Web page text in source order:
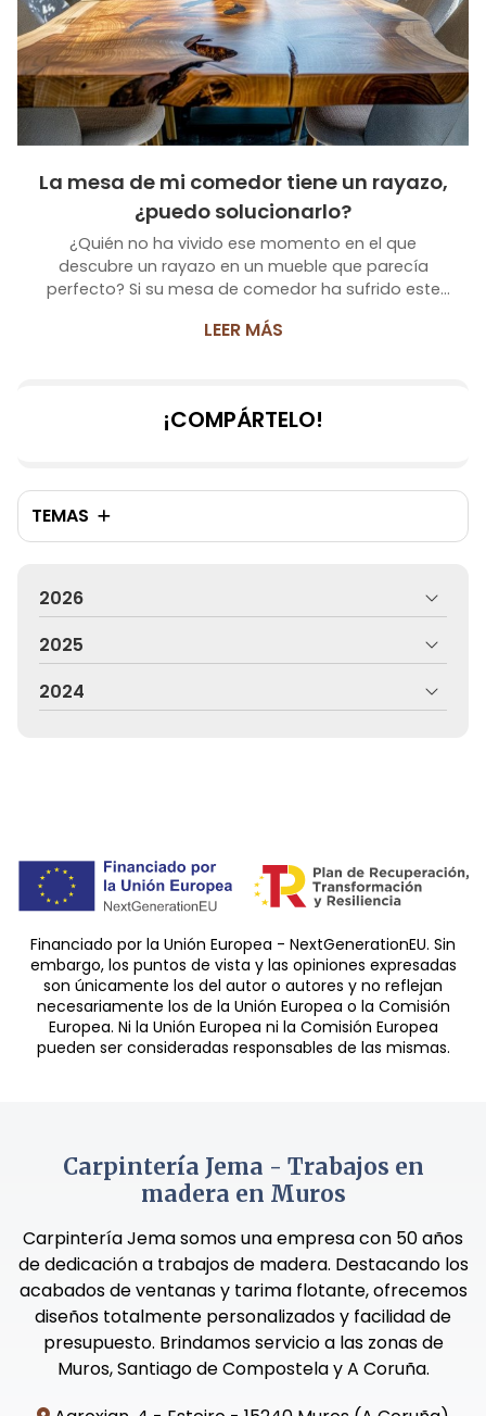
TEMAS
La mesa de mi comedor tiene un rayazo,
¿puedo solucionarlo?
¿Quién no ha vivido ese momento en el que
descubre un rayazo en un mueble que parecía
perfecto? Si su mesa de comedor ha sufrido este
Carpintería Jema, su carpintería de madera en
adecuado, es posible devolverle su esplendor.
Identificar el tipo de rayazo Lo primero que debe
LEER MÁS
¡COMPÁRTELO!
2026
2025
2024
Financiado por la Unión Europea - NextGenerationEU. Sin
embargo, los puntos de vista y las opiniones expresadas
son únicamente los del autor o autores y no reflejan
necesariamente los de la Unión Europea o la Comisión
Europea. Ni la Unión Europea ni la Comisión Europea
pueden ser consideradas responsables de las mismas.
Carpintería Jema - Trabajos en
madera en Muros
Carpintería Jema somos una empresa con 50 años
de dedicación a trabajos de madera. Destacando los
acabados de ventanas y tarima flotante, ofrecemos
diseños totalmente personalizados y facilidad de
presupuesto. Brindamos servicio a las zonas de
Muros, Santiago de Compostela y A Coruña.